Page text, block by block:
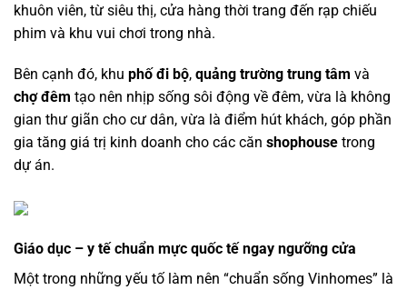
khuôn viên, từ siêu thị, cửa hàng thời trang đến rạp chiếu
phim và khu vui chơi trong nhà.
Bên cạnh đó, khu phố đi bộ, quảng trường trung tâm và
chợ đêm tạo nên nhịp sống sôi động về đêm, vừa là không
gian thư giãn cho cư dân, vừa là điểm hút khách, góp phần
gia tăng giá trị kinh doanh cho các căn shophouse trong
dự án.
Giáo dục – y tế chuẩn mực quốc tế ngay ngưỡng cửa
Một trong những yếu tố làm nên “chuẩn sống Vinhomes” là